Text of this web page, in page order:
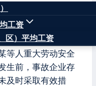
工资
区）平均工资
此类犯罪多与玩忽
生产、销售伪劣产
的产品等犯罪相伴
等人重大劳动安全
生前，事故企业存
及时采取有效措